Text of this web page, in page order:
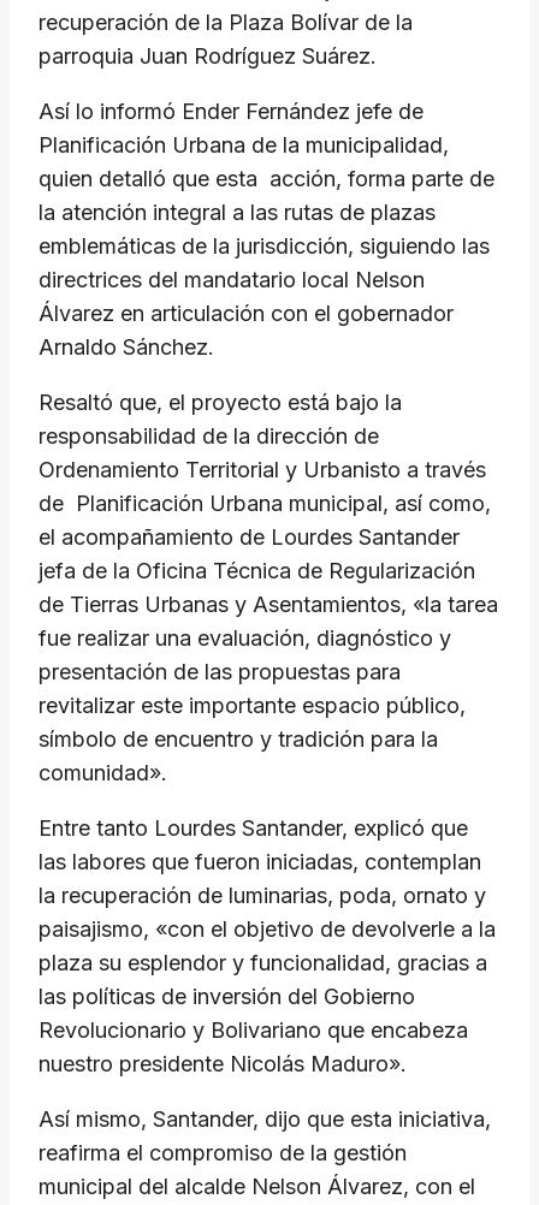
recuperación de la Plaza Bolívar de la
parroquia Juan Rodríguez Suárez.
Así lo informó Ender Fernández jefe de
Planificación Urbana de la municipalidad,
quien detalló que esta acción, forma parte de
la atención integral a las rutas de plazas
emblemáticas de la jurisdicción, siguiendo las
directrices del mandatario local Nelson
Álvarez en articulación con el gobernador
Arnaldo Sánchez.
Resaltó que, el proyecto está bajo la
responsabilidad de la dirección de
Ordenamiento Territorial y Urbanisto a través
de Planificación Urbana municipal, así como,
el acompañamiento de Lourdes Santander
jefa de la Oficina Técnica de Regularización
de Tierras Urbanas y Asentamientos, «la tarea
fue realizar una evaluación, diagnóstico y
presentación de las propuestas para
revitalizar este importante espacio público,
símbolo de encuentro y tradición para la
comunidad».
Entre tanto Lourdes Santander, explicó que
las labores que fueron iniciadas, contemplan
la recuperación de luminarias, poda, ornato y
paisajismo, «con el objetivo de devolverle a la
plaza su esplendor y funcionalidad, gracias a
las políticas de inversión del Gobierno
Revolucionario y Bolivariano que encabeza
nuestro presidente Nicolás Maduro».
Así mismo, Santander, dijo que esta iniciativa,
reafirma el compromiso de la gestión
municipal del alcalde Nelson Álvarez, con el